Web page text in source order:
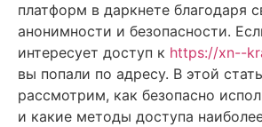
платформ в даркнете благодаря
анонимности и безопасности.
интересует доступ к https://xn--
вы попали по адресу. В этой
рассмотрим, как безопасно
и какие методы доступа